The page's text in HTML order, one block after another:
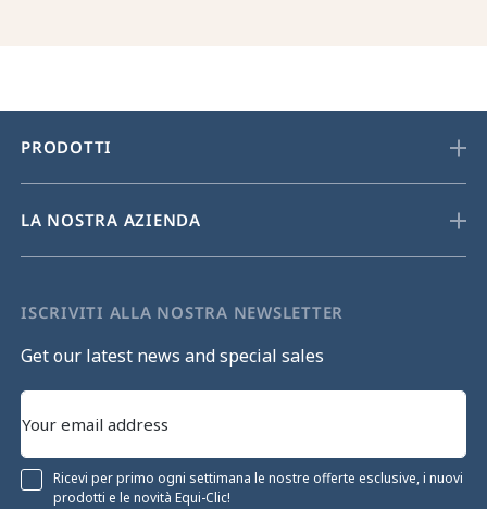
PRODOTTI
LA NOSTRA AZIENDA
ISCRIVITI ALLA NOSTRA NEWSLETTER
Get our latest news and special sales
Ricevi per primo ogni settimana le nostre offerte esclusive, i nuovi
prodotti e le novità Equi-Clic!